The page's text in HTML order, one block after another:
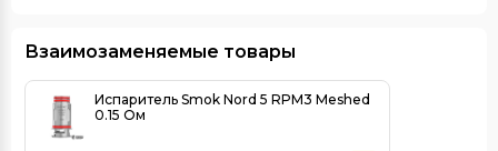
Взаимозаменяемые товары
Испаритель Smok Nord 5 RPM3 Meshed
0.15 Ом